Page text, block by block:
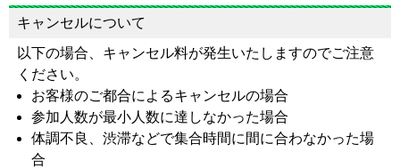
キャンセルについて
以下の場合、キャンセル料が発生いたしますのでご注意
ください。
お客様のご都合によるキャンセルの場合
参加人数が最小人数に達しなかった場合
体調不良、渋滞などで集合時間に間に合わなかった場
合